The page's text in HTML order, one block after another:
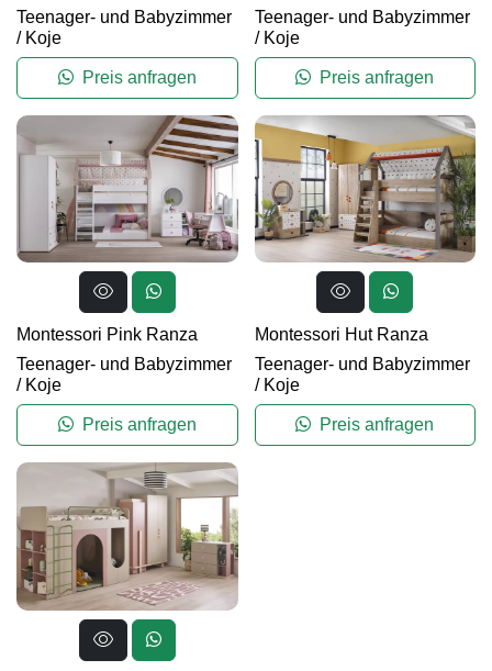
Teenager- und Babyzimmer
/ Koje
Preis anfragen
Teenager- und Babyzimmer
/ Koje
Preis anfragen
Montessori Pink Ranza
Teenager- und Babyzimmer
/ Koje
Preis anfragen
Montessori Hut Ranza
Teenager- und Babyzimmer
/ Koje
Preis anfragen